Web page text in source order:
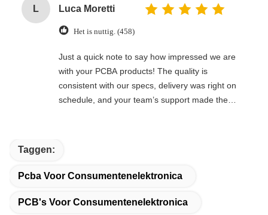
L Luca Moretti
Het is nuttig. (458)
Just a quick note to say how impressed we are
with your PCBA products! The quality is
consistent with our specs, delivery was right on
schedule, and your team’s support made the
Taggen:
Pcba Voor Consumentenelektronica
PCB's Voor Consumentenelektronica